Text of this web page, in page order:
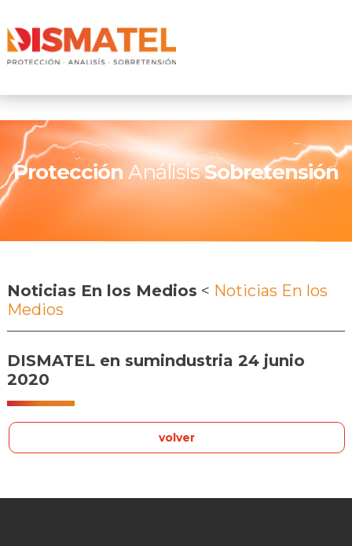
Protección AnálisisSobretensión
Noticias En los Medios < Noticias En los
Medios
DISMATEL en sumindustria 24 junio
2020
volver